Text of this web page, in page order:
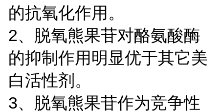
的抗氧化作用。
2、脱氧熊果苷对酪氨酸酶
的抑制作用明显优于其它美
白活性剂。
3、脱氧熊果苷作为竞争性